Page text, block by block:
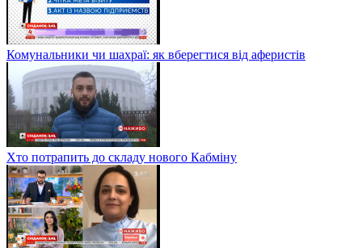
Комунальники чи шахраї: як вберегтися від аферистів
Хто потрапить до складу нового Кабміну